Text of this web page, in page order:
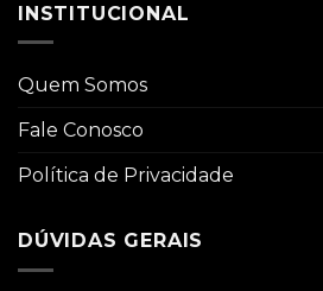
INSTITUCIONAL
Quem Somos
Fale Conosco
Política de Privacidade
DÚVIDAS GERAIS